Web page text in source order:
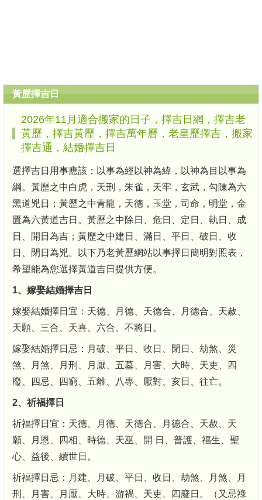
黃歷擇吉日
2026年11月適合搬家的日子，擇吉日網，擇吉老
黃歷，擇吉黃歷，擇吉萬年曆，老皇歷擇吉，搬家
擇吉通，結婚擇吉日
選擇吉日用事應該：以事為經以神為緯，以神為目以事為
綱。黃歷之中白虎，天刑，朱雀，天牢，玄武，勾陳為六
黑道兇日；黃歷之中青龍，天德，玉堂，司命，明堂，金
匱為六黃道吉日。黃歷之中除日、危日、定日、執日、成
日、開日為吉；黃歷之中建日、滿日、平日、破日、收
日、閉日為兇。以下乃老黃歷網站以事擇日簡明對照表，
希望能為您選擇黃道吉日提供方便。
1、嫁娶結婚擇吉日
嫁娶結婚擇日宜：天德、月德、天德合、月德合、天赦、
天願、三合、天喜、六合、不將日。
嫁娶結婚擇日忌：月破、平日、收日、閉日、劫煞、災
煞、月煞、月刑、月厭、五墓、月害、大時、天吏、四
廢、四忌、四窮、五離、八專、厭對、亥日、往亡。
2、祈福擇日
祈福擇日宜：天德、月德、天德合、月德合、天赦、天
願、月恩、四相、時德、天巫、開 日、普護、福生、聖
心、益後、續世日。
祈福擇日忌：月建、月破、平日、收日、劫煞、月煞、月
刑、月害、月厭、大時、游禍、天吏、四廢日。（又忌祿